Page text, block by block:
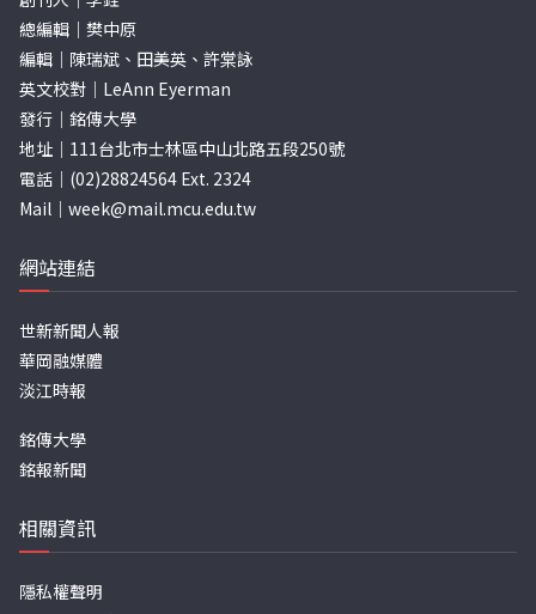
總編輯｜樊中原
編輯｜陳瑞斌、田美英、許棠詠
英文校對｜LeAnn Eyerman
發行｜銘傳大學
地址｜111台北市士林區中山北路五段250號
電話｜(02)28824564 Ext. 2324
Mail｜ week@mail.mcu.edu.tw
網站連結
世新新聞人報
華岡融媒體
淡江時報
銘傳大學
銘報新聞
相關資訊
隱私權聲明